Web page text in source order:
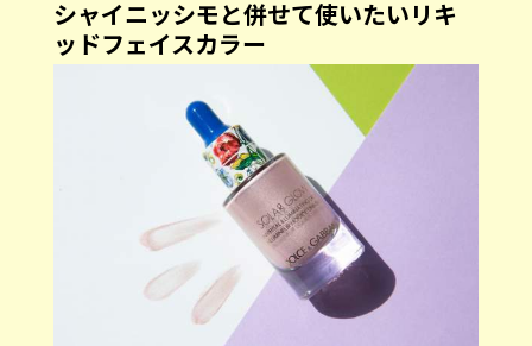
シャイニッシモと併せて使いたいリキ
ッドフェイスカラー